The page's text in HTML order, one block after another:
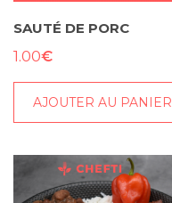
SAUTÉ DE PORC
1.00€
AJOUTER AU PANIER